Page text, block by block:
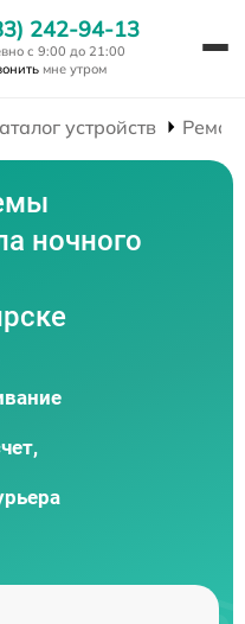
242-94-13
с 9:00 до 21:00
мне утром
устройств
ночного